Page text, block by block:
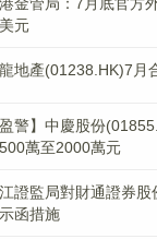
元
地產(01238.HK)7月
盈警】中慶股份
萬至2000萬元
證監局對財通證券
函措施